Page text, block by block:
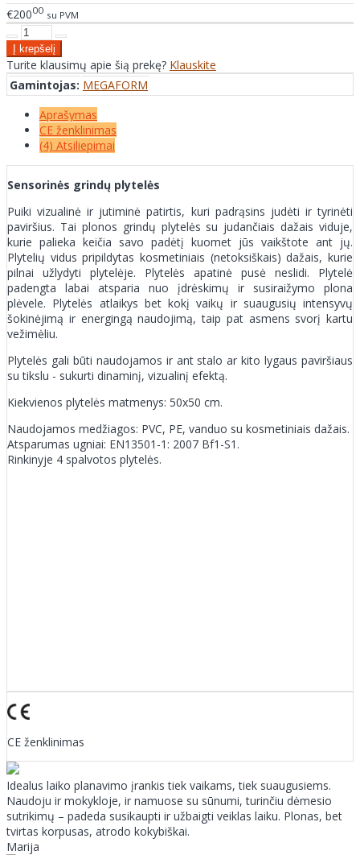
€20000 su PVM
Turite klausimų apie šią prekę? Klauskite
Gamintojas: MEGAFORM
Aprašymas
CE ženklinimas
(4) Atsiliepimai
Sensorinės grindų plytelės
Puiki vizualinė ir jutiminė patirtis, kuri padrąsins judėti ir tyrinėti
paviršius. Tai plonos grindų plytelės su judančiais dažais viduje,
kurie palieka keičia savo padėtį kuomet jūs vaikštote ant jų.
Plytelių vidus pripildytas kosmetiniais (netoksiškais) dažais, kurie
pilnai užlydyti plytelėje. Plytelės apatinė pusė neslidi. Plytelė
padengta labai atsparia nuo įdrėskimų ir susiraižymo plona
plėvele. Plytelės atlaikys bet kokį vaikų ir suaugusių intensyvų
šokinėjimą ir energingą naudojimą, taip pat asmens svorį kartu
vežimėliu.
Plytelės gali būti naudojamos ir ant stalo ar kito lygaus paviršiaus
su tikslu - sukurti dinaminį, vizualinį efektą.
Kiekvienos plytelės matmenys: 50x50 cm.
Naudojamos medžiagos: PVC, PE, vanduo su kosmetiniais dažais.
Atsparumas ugniai: EN13501-1: 2007 Bf1-S1.
Rinkinyje 4 spalvotos plytelės.
CE ženklinimas
Idealus laiko planavimo įrankis tiek vaikams, tiek suaugusiems.
Naudoju ir mokykloje, ir namuose su sūnumi, turinčiu dėmesio
sutrikimų – padeda susikaupti ir užbaigti veiklas laiku. Plonas, bet
tvirtas korpusas, atrodo kokybiškai.
Marija